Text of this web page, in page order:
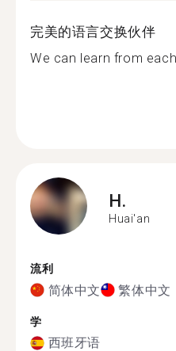
完美的语言交换伙伴
We can learn from
H.
Huai'an
流利
简体中文 繁体中文
学
西班牙语